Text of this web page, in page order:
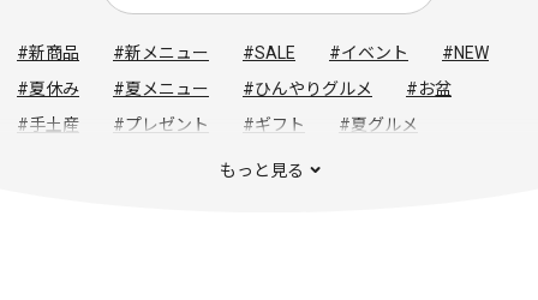
#新商品 #新メニュー #SALE #イベント
#NEW
#夏休み
#夏メニュー #ひんやりグルメ
#お盆
#手土産
#プレゼント #ギフト
#夏グルメ
#春夏トレンド #初夏の暮らし
もっと見る